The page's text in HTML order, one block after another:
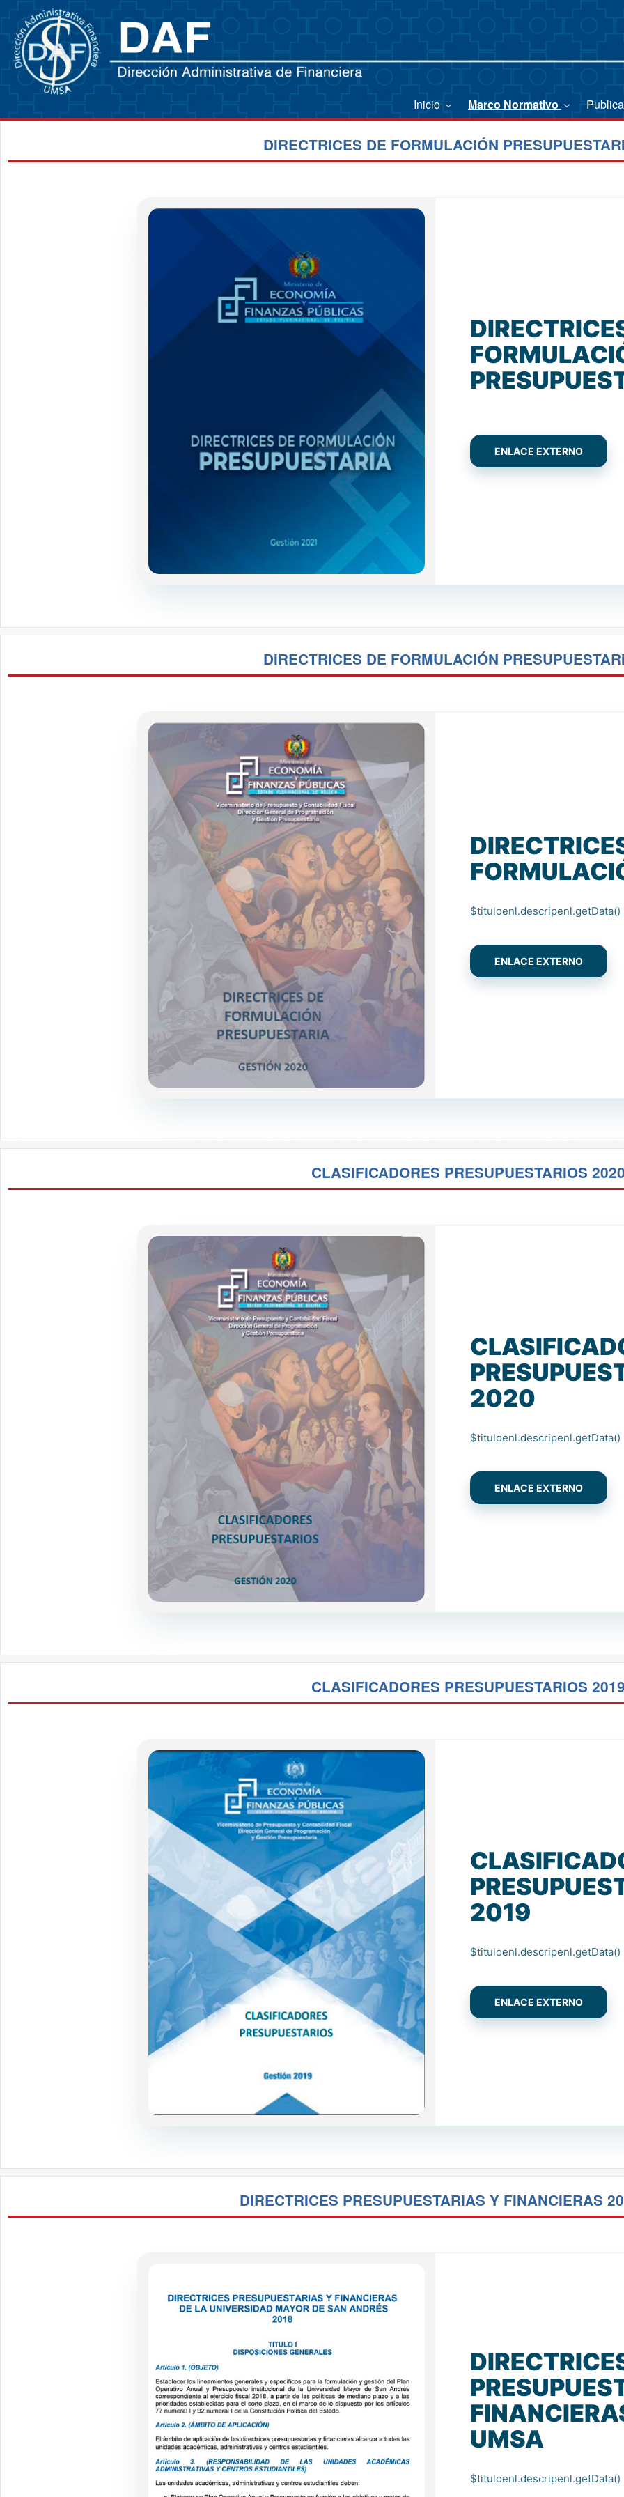
Inicio Marco Normativo
DIRECTRICES DE FORMULACIÓN
ENLACE EXTERNO
DIRECTRICES DE FORMULACIÓN
$tituloenl.descripenl.getData()
ENLACE EXTERNO
CLASIFICADORES PRESUPUESTARIOS
2020
$tituloenl.descripenl.getData()
ENLACE EXTERNO
CLASIFICADORES PRESUPUESTARIOS
2019
$tituloenl.descripenl.getData()
ENLACE EXTERNO
DIRECTRICES PRESUPUESTARIAS Y FINANCIERAS
UMSA
$tituloenl.descripenl.getData()